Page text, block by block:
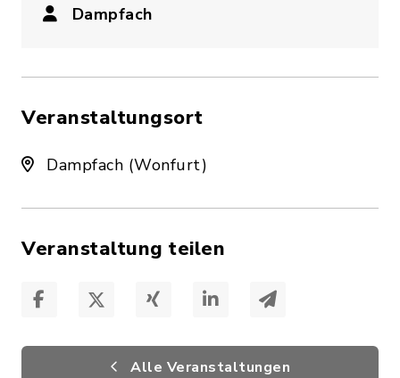
Dampfach
Veranstaltungsort
Dampfach (Wonfurt)
Veranstaltung teilen
Alle Veranstaltungen